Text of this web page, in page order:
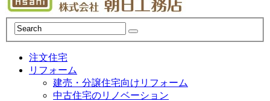
注文住宅
リフォーム
建売・分譲住宅向けリフォーム
中古住宅のリノベーション